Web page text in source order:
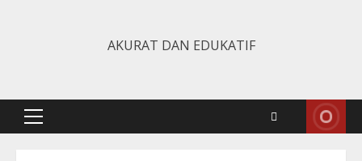
AKURAT DAN EDUKATIF
Primary